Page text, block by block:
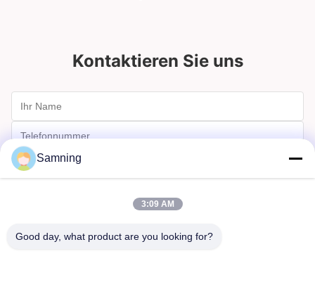
Kontaktieren Sie uns
Samning
3:09 AM
Good day, what product are you looking for?